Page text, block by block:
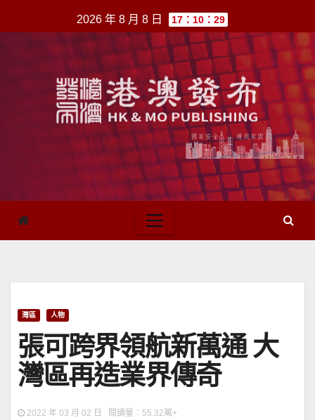
至
2026 年 8 月 8 日 17：10：29
灣區 人物
張可跨界領航新萬通 大
灣區再造業界傳奇
2022 年 03 月 02 日 閱讀量：55.32萬+